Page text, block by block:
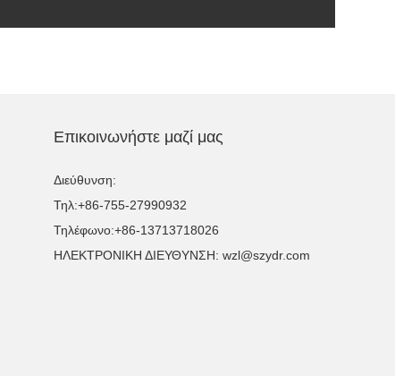
Επικοινωνήστε μαζί μας
Διεύθυνση:
Τηλ:+86-755-27990932
Τηλέφωνο:+86-13713718026
ΗΛΕΚΤΡΟΝΙΚΗ ΔΙΕΥΘΥΝΣΗ: wzl@szydr.com